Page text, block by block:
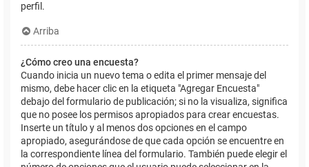
perfil.
Arriba
¿Cómo creo una encuesta?
Cuando inicia un nuevo tema o edita el primer mensaje del
mismo, debe hacer clic en la etiqueta "Agregar Encuesta"
debajo del formulario de publicación; si no la visualiza, significa
que no posee los permisos apropiados para crear encuestas.
Inserte un título y al menos dos opciones en el campo
apropiado, asegurándose de que cada opción se encuentre en
la correspondiente línea del formulario. También puede elegir el